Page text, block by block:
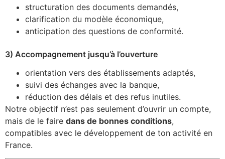
structuration des documents demandés,
clarification du modèle économique,
anticipation des questions de conformité.
3) Accompagnement jusqu’à l’ouverture
orientation vers des établissements adaptés,
suivi des échanges avec la banque,
réduction des délais et des refus inutiles.
Notre objectif n’est pas seulement d’ouvrir un compte,
mais de le faire dans de bonnes conditions,
compatibles avec le développement de ton activité en
France.